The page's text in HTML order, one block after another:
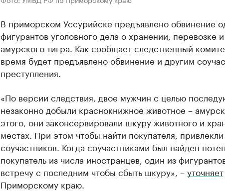
В приморском Уссурийске предъявлено обвинение
фигурантов уголовного дела о хранении, перевозке
амурского тигра. Как сообщает следственный
время будет предъявлено обвинение и другим
преступления.
«По версии следствия, двое мужчин с целью
незаконно добыли краснокнижное животное –
этого, они законсервировали шкуру животного и
местах. При этом чтобы найти покупателя,
соучастников. Когда соучастниками был найден
покупатель из числа иностранцев, один из
встречу с последним чтобы сбыть шкуру», –уточняет
Приморскому краю.